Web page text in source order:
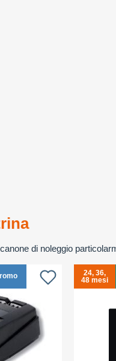
di noleggio
24, 36,
48 mesi